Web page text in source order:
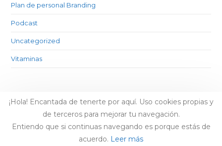
Plan de personal Branding
Podcast
Uncategorized
Vitaminas
¡Hola! Encantada de tenerte por aquí. Uso cookies propias y
de terceros para mejorar tu navegación.
Entiendo que si continuas navegando es porque estás de
acuerdo. Leer más